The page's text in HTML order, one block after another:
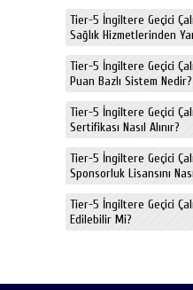
Tier-5 İngiltere Geçici
Sağlık Hizmetlerinden
Tier-5 İngiltere Geçici
Puan Bazlı Sistem Nedir?
Tier-5 İngiltere Geçici
Sertifikası Nasıl Alınır?
Tier-5 İngiltere Geçici
Sponsorluk Lisansını
Tier-5 İngiltere Geçici
Edilebilir Mi?